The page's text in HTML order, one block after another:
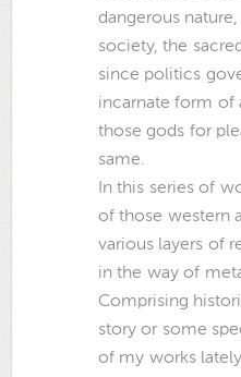
dangerous
society, the
since politics
incarnate form of
those gods for
same.
In this series of
of those western
various layers of
in the way of
Comprising
story or some
of my works